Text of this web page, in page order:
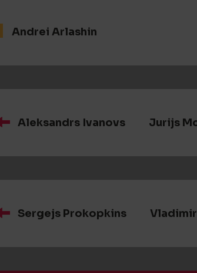
Andrei Arlashin
Aleksandrs Ivanovs Jurijs
Sergejs Prokopkins